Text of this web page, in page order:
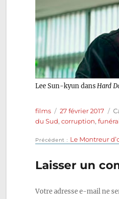
Lee Sun-kyun dansHard
Auteur
films
Publié
le
27 février 2017
du Sud,corruption,
Navigation
de
l’article
Précédent
Publication
Le Montreur
Laisser un
Votre adresse e-mail ne